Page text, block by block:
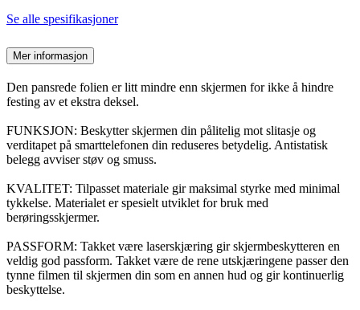
Se alle spesifikasjoner
Mer informasjon
Den pansrede folien er litt mindre enn skjermen for ikke å hindre
festing av et ekstra deksel.
FUNKSJON: Beskytter skjermen din pålitelig mot slitasje og
verditapet på smarttelefonen din reduseres betydelig. Antistatisk
belegg avviser støv og smuss.
KVALITET: Tilpasset materiale gir maksimal styrke med minimal
tykkelse. Materialet er spesielt utviklet for bruk med
berøringsskjermer.
PASSFORM: Takket være laserskjæring gir skjermbeskytteren en
veldig god passform. Takket være de rene utskjæringene passer den
tynne filmen til skjermen din som en annen hud og gir kontinuerlig
beskyttelse.